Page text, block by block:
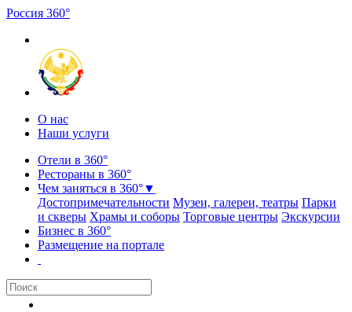
Россия 360°
О нас
Наши услуги
Отели в 360°
Рестораны в 360°
Чем заняться в 360°▼
Достопримечательности Музеи, галереи, театры Парки
и скверы Храмы и соборы Торговые центры Экскурсии
Бизнес в 360°
Размещение на портале